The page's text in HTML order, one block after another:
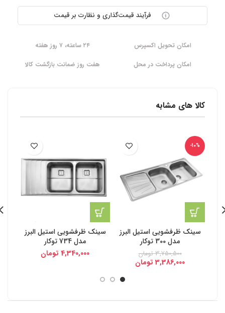
فرآیند قیمت‌گذاری و نظارت بر قیمت
امکان تحویل اکسپرس
۲۴ ساعته، ۷ روز هفته
امکان پرداخت در محل
هفت روز ضمانت بازگشت کالا
کالا های مشابه
-10%
سینک ظرفشویی استیل البرز
مدل 300 توکار
3,750,500 تومان
3,386,000 تومان
سینک ظرفشویی استیل البرز
مدل 734 توکار
4,340,000 تومان